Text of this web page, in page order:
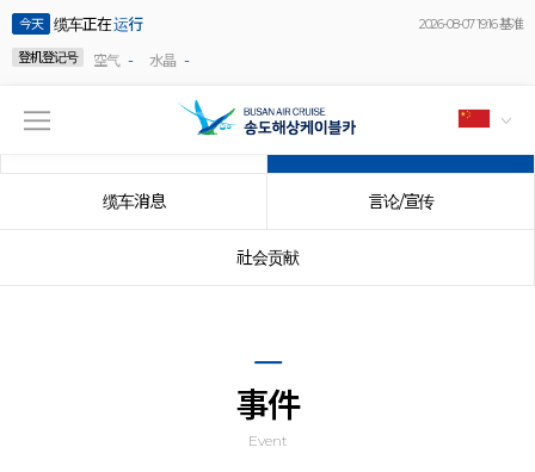
今天 缆车正在运行
2026-08-07 19:16 基准
登机登记号
空气 - 水晶 -
缆车消息 言论/宣传
社会贡献
事件
Event